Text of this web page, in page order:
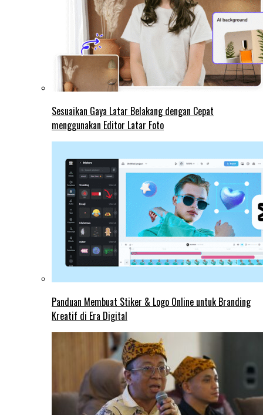
Sesuaikan Gaya Latar Belakang dengan Cepat
menggunakan Editor Latar Foto
Panduan Membuat Stiker & Logo Online untuk Branding
Kreatif di Era Digital